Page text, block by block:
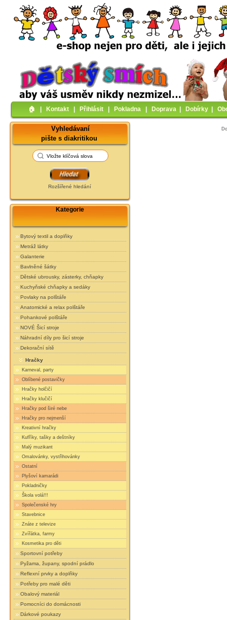
🏠︎ Kontakt Přihlásit Pokladna Doprava Dobírky
Vyhledávaní
pište s diakritikou
Rozšířené hledání
Kategorie
Bytový textil a doplňky
Metráž látky
Galanterie
Bavlněné šátky
Dětské ubrousky, zásterky, chňapky
Kuchyňské chňapky a sedáky
Povlaky na polštáře
Anatomické a relax polštáře
Pohankové polštáře
NOVÉ Šicí stroje
Náhradní díly pro šicí stroje
Dekorační sítě
Hračky
Karneval, party
Oblíbené postavičky
Hračky holčičí
Hračky klučičí
Hračky pod širé nebe
Hračky pro nejmenší
Kreativní hračky
Kufříky, tašky a deštníky
Malý muzikant
Omalovánky, vystřihovánky
Ostatní
Plyšoví kamarádi
Pokladničky
Škola volá!!!
Společenské hry
Stavebnice
Znáte z televize
Zvířátka, farmy
Kosmetika pro děti
Sportovní potřeby
Pyžama, župany, spodní prádlo
Reflexní prvky a doplňky
Potřeby pro malé děti
Obalový materiál
Pomocníci do domácnosti
Dárkové poukazy